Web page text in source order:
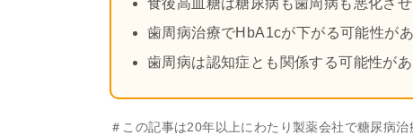
食後高血糖は糖尿病も歯周病も悪化させ
歯周病治療でHbA1cが下がる可能性が
歯周病は認知症とも関係する可能性があ
＃この記事は20年以上にわたり製薬会社で糖尿病